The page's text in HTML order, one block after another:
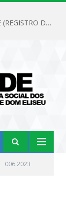
PREGÃO ELETRÔNICO Nº 02/2026-IPSEMDE (REGISTRO DE PREÇOS PARA FUTURA E EVENTUAL AQUISIÇÃO DE MATERIAL DE LIMPEZA E GÊNEROS ALIMENTÍCIOS PARA ATENDER AS NECESSIDADES DO INSTITUTO DE PREVIDÊNCIA SOCIAL DOS SERVIDORES MUNICIPAIS DE DOM ELISEU.)
006.2023